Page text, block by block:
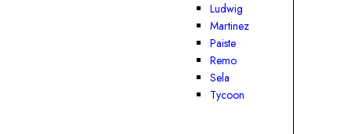
Ludwig
Martinez
Paiste
Remo
Sela
Tycoon